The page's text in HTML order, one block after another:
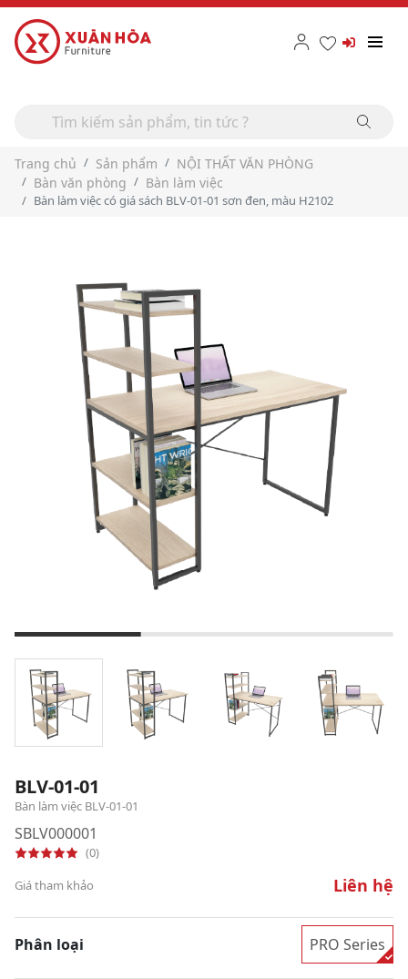
Trang chủ Sản phẩm
NỘI THẤT VĂN PHÒNG
Bàn văn phòng
Bàn làm việc
Bàn làm việc có giá sách BLV-01-01 sơn đen, màu H2102
BLV-01-01
Bàn làm việc BLV-01-01
SBLV000001
(0)
Giá tham khảo
Liên hệ
Phân loại PRO Series